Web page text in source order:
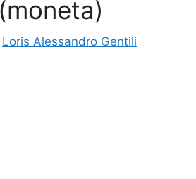
Loris Alessandro Gentili